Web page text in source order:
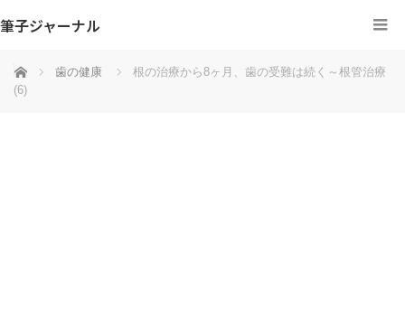
筆子ジャーナル
ホーム 歯の健康
根の治療から8ヶ月、歯の受難は続く～根管治療
(6)